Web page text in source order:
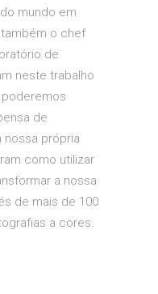
mundo em
também o chef
de
neste trabalho
de
própria
como utilizar
a nossa
de mais de 100
a cores.